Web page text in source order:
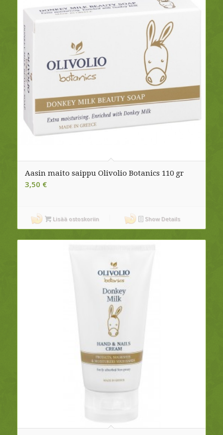
Aasin maito saippu Olivolio Botanics 110 gr
3,50 €
Lisää ostoskoriin Show Details